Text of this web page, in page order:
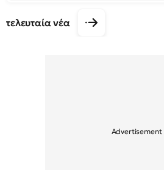
τελευταία νέα